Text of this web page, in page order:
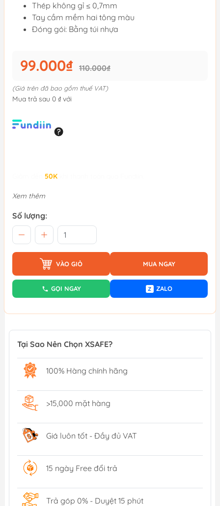
Thép không gỉ ≤ 0,7mm
Tay cầm mềm hai tông màu
Đóng gói: Bằng túi nhựa
99.000₫ 110.000₫
(Giá trên đã bao gồm thuế VAT)
Mua trả sau 0 ₫ với
50K
Xem thêm
Số lượng:
VÀO GIỎ MUA NGAY
GỌI NGAY Z ZALO
Tại Sao Nên Chọn XSAFE?
100% Hàng chính hãng
>15,000 mặt hàng
Giá luôn tốt - Đầy đủ VAT
15 ngày Free đổi trả
Trả góp 0% - Duyệt 15 phút